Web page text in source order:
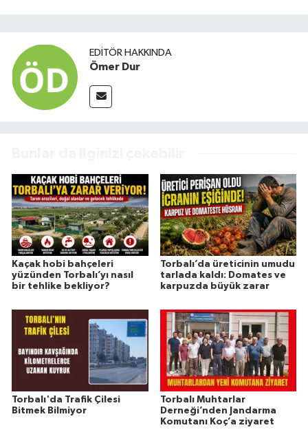
EDITÖR HAKKINDA
Ömer Dur
Kaçak hobi bahçeleri
yüzünden Torbalı’yı nasıl
bir tehlike bekliyor?
Torbalı’da üreticinin umudu
tarlada kaldı: Domates ve
karpuzda büyük zarar
Torbalı'da Trafik Çilesi
Bitmek Bilmiyor
Torbalı Muhtarlar
Derneği’nden Jandarma
Komutanı Koç’a ziyaret